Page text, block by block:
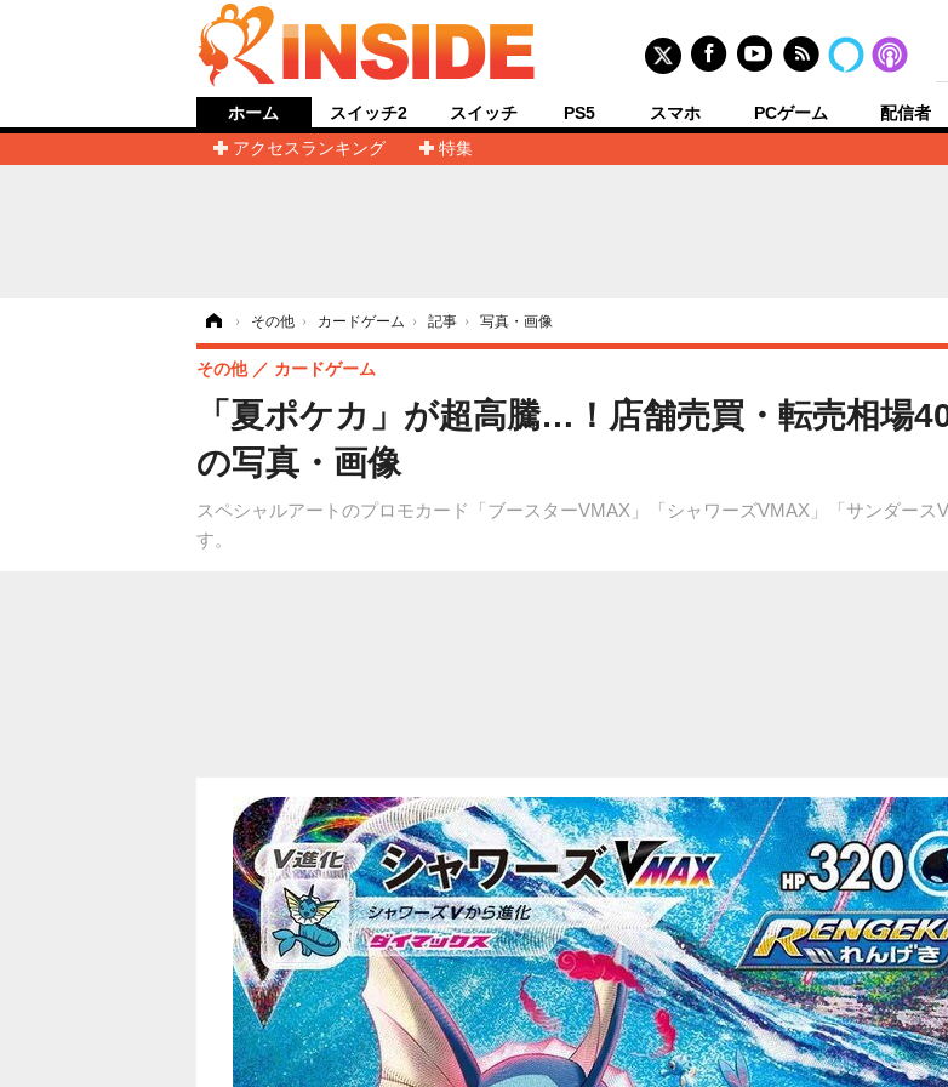
ホーム
アクセスランキング
特集
スイッチ2 スイッチ PS5 スマホ PCゲーム 配信者
› その他 › カードゲーム › 記事 › 写真・画像
「夏ポケカ」が超高騰…！店舗売買・転売相場
の写真・画像
スペシャルアートのプロモカード「ブースターVMAX」「シャワーズVMAX」「サンダー
す。
その他 カードゲーム